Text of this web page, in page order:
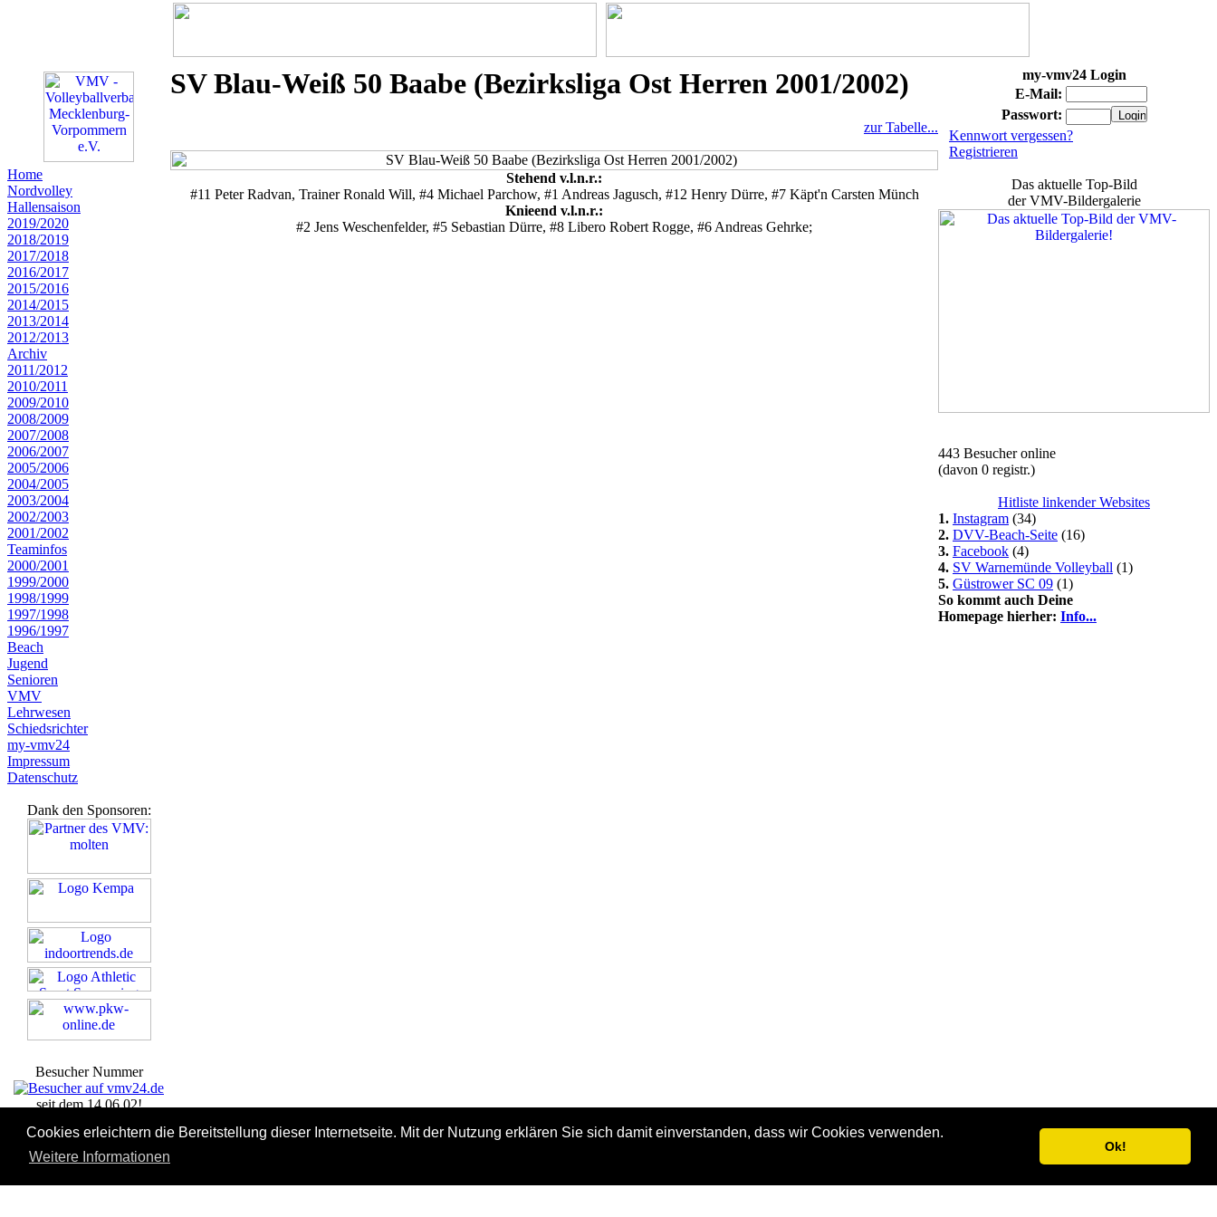
Cookies erleichtern die Bereitstellung dieser Internetseite. Mit der Nutzung erklären Sie sich damit einverstanden, dass wir Cookies verwenden.
Weitere Informationen
Ok!
Home
Nordvolley
Hallensaison
2019/2020
2018/2019
2017/2018
2016/2017
2015/2016
2014/2015
2013/2014
2012/2013
Archiv
2011/2012
2010/2011
2009/2010
2008/2009
2007/2008
2006/2007
2005/2006
2004/2005
2003/2004
2002/2003
2001/2002
Teaminfos
2000/2001
1999/2000
1998/1999
1997/1998
1996/1997
Beach
Jugend
Senioren
VMV
Lehrwesen
Schiedsrichter
my-vmv24
Impressum
Datenschutz
Dank den Sponsoren:
Besucher Nummer
seit dem 14.06.02!
Nutzer!
SV Blau-Weiß 50 Baabe (Bezirksliga Ost Herren 2001/2002)
zur Tabelle...
Stehend v.l.n.r.:
#11 Peter Radvan, Trainer Ronald Will, #4 Michael Parchow, #1 Andreas Jagusch, #12 Henry Dürre, #7 Käpt'n Carsten Münch
Knieend v.l.n.r.:
#2 Jens Weschenfelder, #5 Sebastian Dürre, #8 Libero Robert Rogge, #6 Andreas Gehrke;
my-vmv24 Login
E-Mail:
Passwort:
Kennwort vergessen?
Registrieren
Das aktuelle Top-Bild
der VMV-Bildergalerie
443 Besucher online
(davon 0 registr.)
Hitliste linkender Websites
1. Instagram (34)
2. DVV-Beach-Seite (16)
3. Facebook (4)
4. SV Warnemünde Volleyball (1)
5. Güstrower SC 09 (1)
So kommt auch Deine
Homepage hierher: Info...